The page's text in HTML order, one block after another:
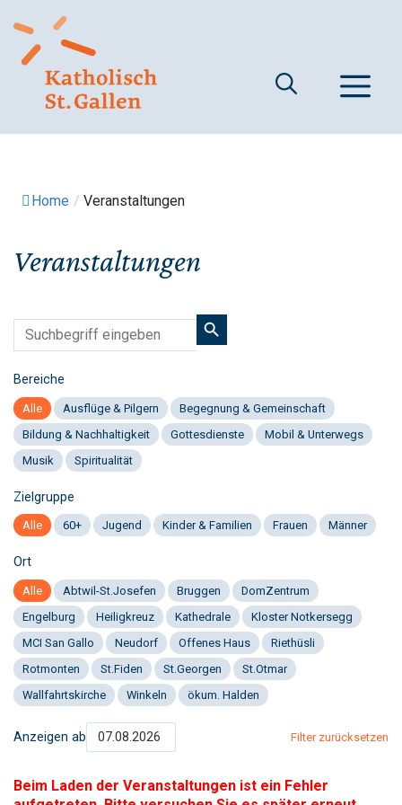
zum
Inhalt
Home / Veranstaltungen
Veranstaltungen
Bereiche
Alle Ausflüge & Pilgern
Begegnung & Gemeinschaft
Bildung & Nachhaltigkeit
Gottesdienste
Mobil & Unterwegs
Musik
Spiritualität
Zielgruppe
Alle 60+ Jugend Kinder & Familien Frauen Männer
Ort
Alle Abtwil-St.Josefen Bruggen
DomZentrum
Engelburg
Heiligkreuz Kathedrale
Kloster Notkersegg
MCI San Gallo
Neudorf Offenes Haus
Riethüsli
Rotmonten
St.Fiden St.Georgen
St.Otmar
Wallfahrtskirche
Winkeln ökum. Halden
Anzeigen ab Filter zurücksetzen
Beim Laden der Veranstaltungen ist ein Fehler